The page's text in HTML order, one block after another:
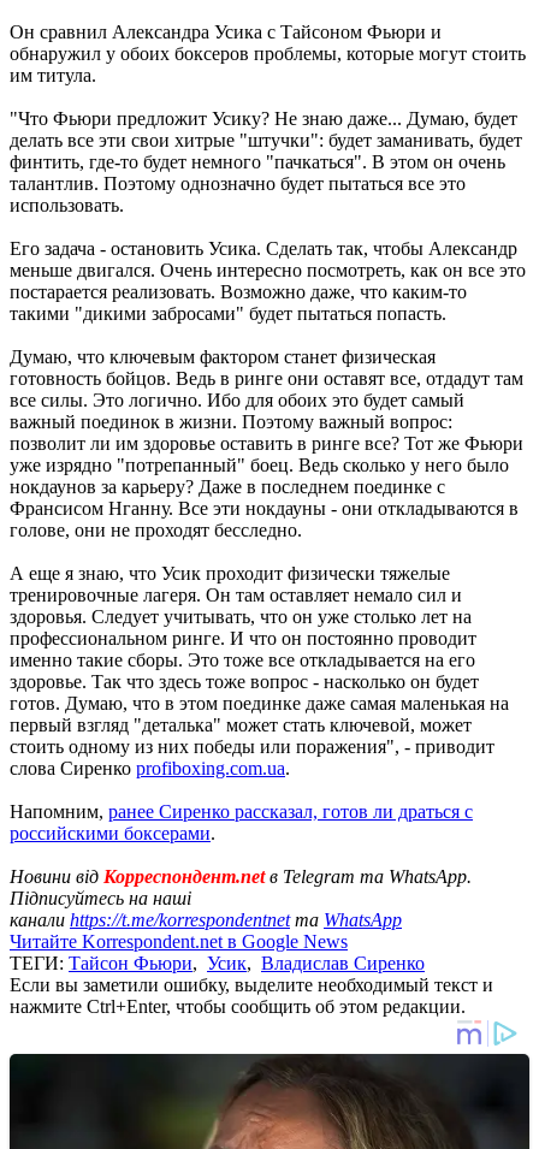
Он сравнил Александра Усика с Тайсоном Фьюри и
обнаружил у обоих боксеров проблемы, которые могут стоить
им титула.
"Что Фьюри предложит Усику? Не знаю даже... Думаю, будет
делать все эти свои хитрые "штучки": будет заманивать, будет
финтить, где-то будет немного "пачкаться". В этом он очень
талантлив. Поэтому однозначно будет пытаться все это
использовать.
Его задача - остановить Усика. Сделать так, чтобы Александр
меньше двигался. Очень интересно посмотреть, как он все это
постарается реализовать. Возможно даже, что каким-то
такими "дикими забросами" будет пытаться попасть.
Думаю, что ключевым фактором станет физическая
готовность бойцов. Ведь в ринге они оставят все, отдадут там
все силы. Это логично. Ибо для обоих это будет самый
важный поединок в жизни. Поэтому важный вопрос:
позволит ли им здоровье оставить в ринге все? Тот же Фьюри
уже изрядно "потрепанный" боец. Ведь сколько у него было
нокдаунов за карьеру? Даже в последнем поединке с
Франсисом Нганну. Все эти нокдауны - они откладываются в
голове, они не проходят бесследно.
А еще я знаю, что Усик проходит физически тяжелые
тренировочные лагеря. Он там оставляет немало сил и
здоровья. Следует учитывать, что он уже столько лет на
профессиональном ринге. И что он постоянно проводит
именно такие сборы. Это тоже все откладывается на его
здоровье. Так что здесь тоже вопрос - насколько он будет
готов. Думаю, что в этом поединке даже самая маленькая на
первый взгляд "деталька" может стать ключевой, может
стоить одному из них победы или поражения", - приводит
слова Сиренко profiboxing.com.ua.
Напомним, ранее Сиренко рассказал, готов ли драться с
российскими боксерами.
Новини від Корреспондент.netв Telegram та WhatsApp.
Підписуйтесь на наші
канали https://t.me/korrespondentnetта WhatsApp
Читайте Korrespondent.net в Google News
ТЕГИ: Тайсон Фьюри, Усик, Владислав Сиренко
Если вы заметили ошибку, выделите необходимый текст и
нажмите Ctrl+Enter, чтобы сообщить об этом редакции.